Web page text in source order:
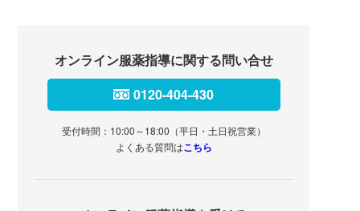
オンライン服薬指導に関する問い合せ
0120-404-430
受付時間：10:00～18:00（平日・土日祝営業）
よくある質問はこちら